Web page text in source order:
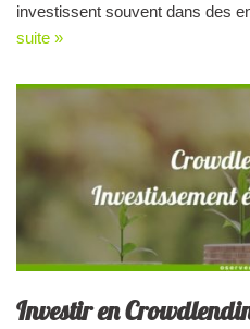
investissent souvent dans des
suite »
Investir en